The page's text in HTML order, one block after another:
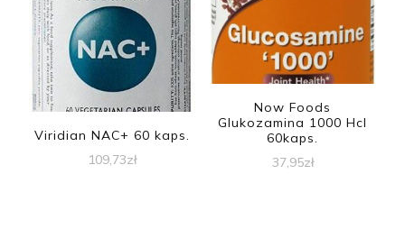
Viridian NAC+ 60 kaps.
109,73zł
Now Foods
Glukozamina 1000 Hcl
60kaps.
37,95zł